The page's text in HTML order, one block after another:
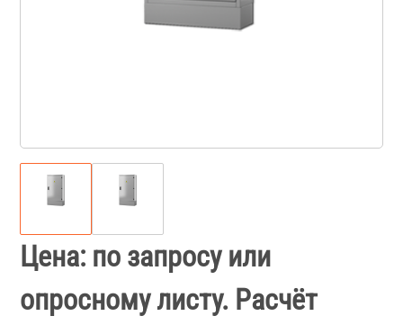
Цена: по запросу или
опросному листу. Расчёт